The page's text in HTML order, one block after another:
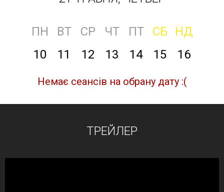
ПН ВТ СР ЧТ ПТ СБ
НД
10
11 12 13 14 15 16
Немає сеансів на обрану дату :(
ТРЕЙЛЕР